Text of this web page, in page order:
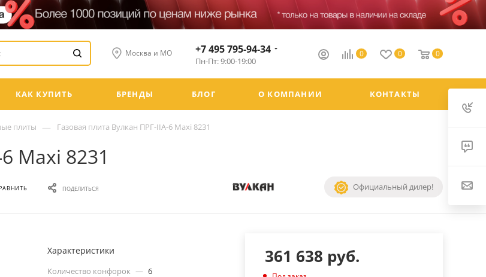
Москва и МО 0 0 0
+7 495 795-94-34
Пн-Пт: 9:00-19:00
КАК КУПИТЬ БРЕНДЫ БЛОГ О КОМПАНИИ КОНТАКТЫ
плиты — Газовая плита Вулкан ПРГ-IIА-6 Maxi 8231
Maxi 8231
ПОДЕЛИТЬСЯ Официальный дилер!
Характеристики
Количество конфорок — 6
361 638 руб.